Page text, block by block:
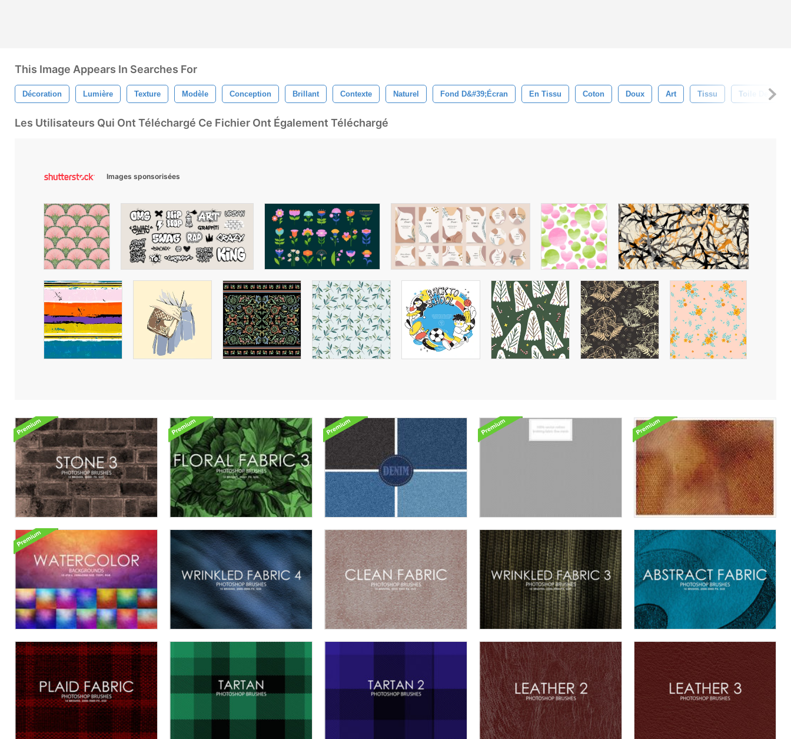
This Image Appears In Searches For
Décoration Lumière Texture Modèle Conception Brillant Contexte Naturel Fond D&#39;écran En Tissu Coton Doux Art Tissu Toile De Fond
Les Utilisateurs Qui Ont Téléchargé Ce Fichier Ont Également Téléchargé
Images sponsorisées